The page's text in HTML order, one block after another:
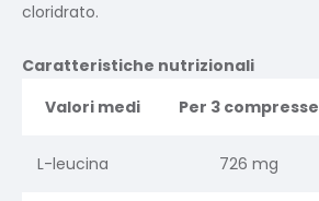
cloridrato.
Caratteristiche nutrizionali
Valori medi
Per 3 compresse
L-leucina 726 mg